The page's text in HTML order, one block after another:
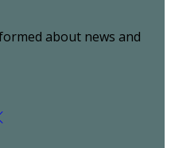
about news and